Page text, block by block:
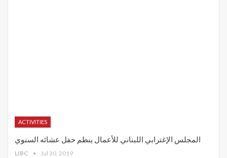
ACTIVITIES
المجلس الإغترابي اللبناني للأعمال ينظم حفل عشائه السنوي
LIBC Jul 30, 2019